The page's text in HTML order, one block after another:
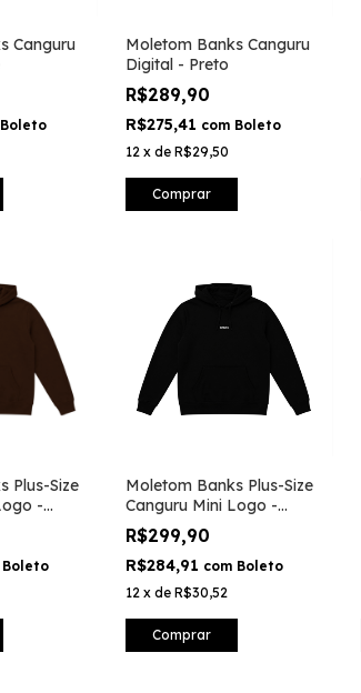
Canguru
Boleto
Moletom Banks Canguru
Digital - Preto
R$289,90
R$275,41 com Boleto
12 xdeR$29,50
Comprar
Plus-Size
-
Boleto
Moletom Banks Plus-Size
Canguru Mini Logo -
Preto
R$299,90
R$284,91 com Boleto
12 xdeR$30,52
Comprar